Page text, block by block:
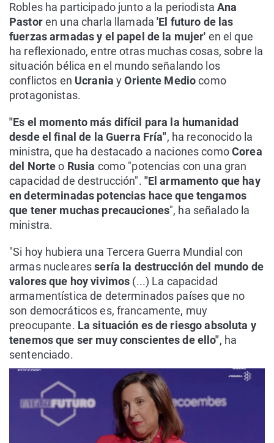
Robles ha participado junto a la periodistaAna
Pastoren una charla llamada 'El futuro de las
fuerzas armadas y el papel de la mujer' en el que
ha reflexionado, entre otras muchas cosas, sobre la
situación bélica en el mundo señalando los
conflictos en UcraniayOriente Mediocomo
protagonistas.
"Es el momento más difícil para la humanidad
desde el final de la Guerra Fría", ha reconocido la
ministra, que ha destacado a naciones comoCorea
del Norteo Rusia como "potencias con una gran
capacidad de destrucción". "El armamento que hay
en determinadas potencias hace que tengamos
que tener muchas precauciones", ha señalado la
ministra.
"Si hoy hubiera una Tercera Guerra Mundial con
armas nuclearessería la destrucción del mundo de
valores que hoy vivimos (...) La capacidad
armamentística de determinados países que no
son democráticos es, francamente, muy
preocupante. La situación es de riesgo absoluta y
tenemos que ser muy conscientes de ello", ha
sentenciado.